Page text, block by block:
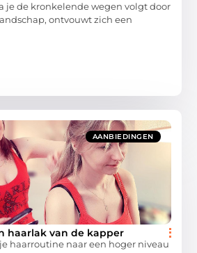
je de kronkelende wegen volgt door
ontvouwt zich een
AANBIEDINGEN
haarlak van de kapper
haarroutine naar een hoger niveau